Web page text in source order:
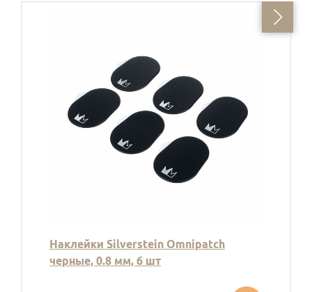
Наклейки Silverstein Omnipatch
черные, 0.8 мм, 6 шт